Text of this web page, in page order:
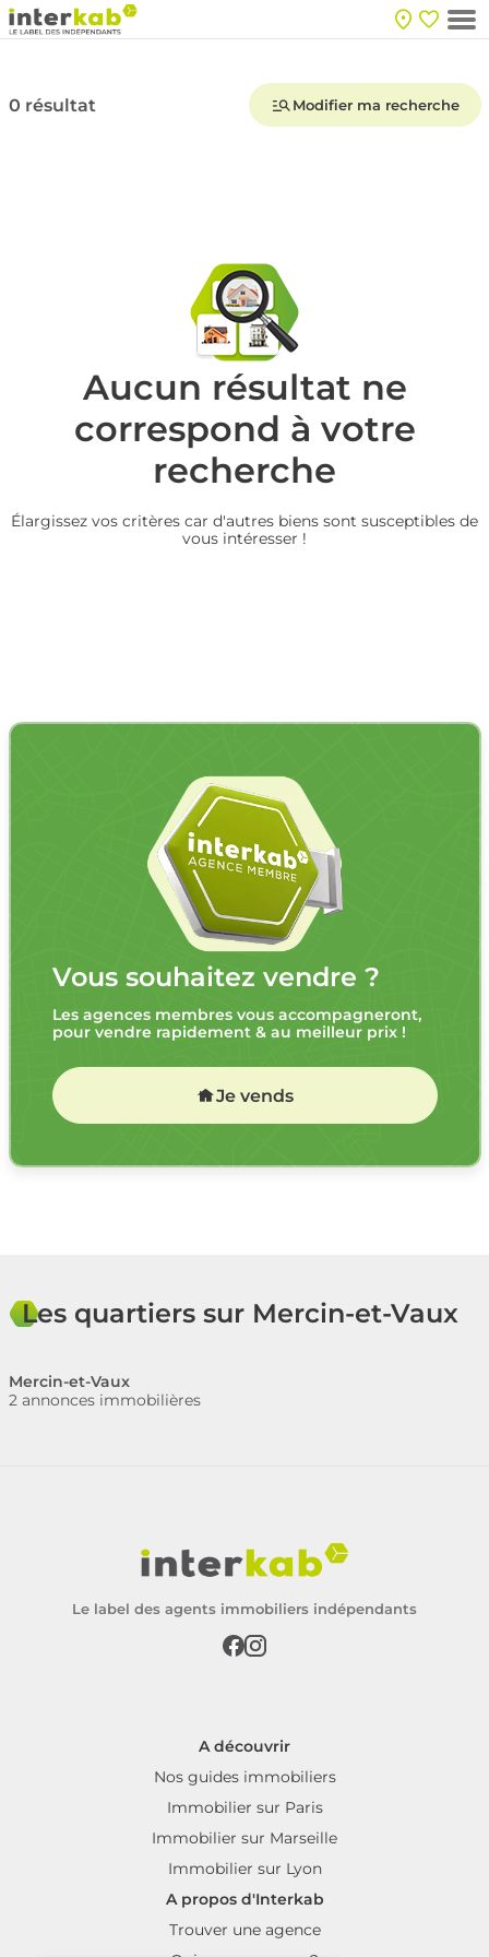
0 résultat Modifier ma recherche
Aucun résultat ne
correspond à votre
recherche
Élargissez vos critères car d'autres biens sont susceptibles de
vous intéresser !
Vous souhaitez vendre ?
Les agences membres vous accompagneront,
pour vendre rapidement & au meilleur prix !
Je vends
Les quartiers sur Mercin-et-Vaux
Mercin-et-Vaux
2 annonces immobilières
Le label des agents immobiliers indépendants
A découvrir
Nos guides immobiliers
Immobilier sur Paris
Immobilier sur Marseille
Immobilier sur Lyon
A propos d'Interkab
Trouver une agence